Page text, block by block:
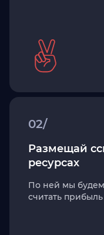
02/
Размещай
ресурсах
По ней мы
считать прибыль